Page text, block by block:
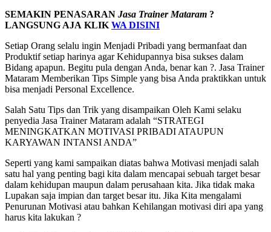
SEMAKIN PENASARAN Jasa Trainer Mataram ?
LANGSUNG AJA KLIK WA DISINI
Setiap Orang selalu ingin Menjadi Pribadi yang bermanfaat dan
Produktif setiap harinya agar Kehidupannya bisa sukses dalam
Bidang apapun. Begitu pula dengan Anda, benar kan ?. Jasa Trainer
Mataram Memberikan Tips Simple yang bisa Anda praktikkan untuk
bisa menjadi Personal Excellence.
Salah Satu Tips dan Trik yang disampaikan Oleh Kami selaku
penyedia Jasa Trainer Mataram adalah “STRATEGI
MENINGKATKAN MOTIVASI PRIBADI ATAUPUN
KARYAWAN INTANSI ANDA”
Seperti yang kami sampaikan diatas bahwa Motivasi menjadi salah
satu hal yang penting bagi kita dalam mencapai sebuah target besar
dalam kehidupan maupun dalam perusahaan kita. Jika tidak maka
Lupakan saja impian dan target besar itu. Jika Kita mengalami
Penurunan Motivasi atau bahkan Kehilangan motivasi diri apa yang
harus kita lakukan ?